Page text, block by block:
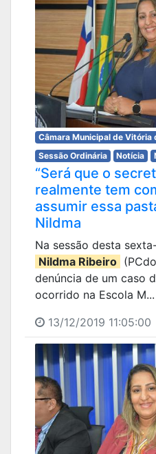
Câmara Municipal de Vitória
Sessão Ordinária
Notícia
“Será que o
realmente tem
assumir essa
Nildma
Na sessão desta
Nildma Ribeiro
denúncia de um caso
ocorrido na Escola M...
13/12/2019 11:05:00